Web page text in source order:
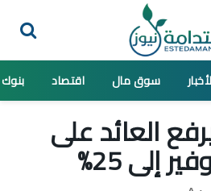
سوق مال اقتصاد بنوك
العائد على
25%